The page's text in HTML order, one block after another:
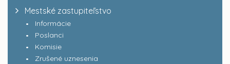
Mestské zastupiteľstvo
Informácie
Poslanci
Komisie
Zrušené uznesenia